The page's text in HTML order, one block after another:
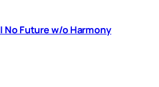
No Future w/o Harmony